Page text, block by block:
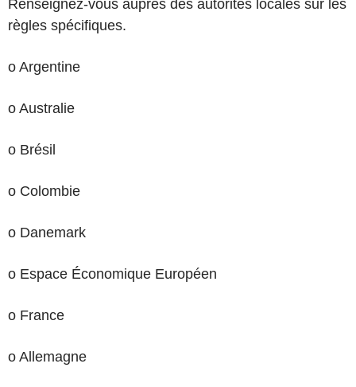
Renseignez-vous auprès des autorités locales sur les
règles spécifiques.
o Argentine
o Australie
o Brésil
o Colombie
o Danemark
o Espace Économique Européen
o France
o Allemagne